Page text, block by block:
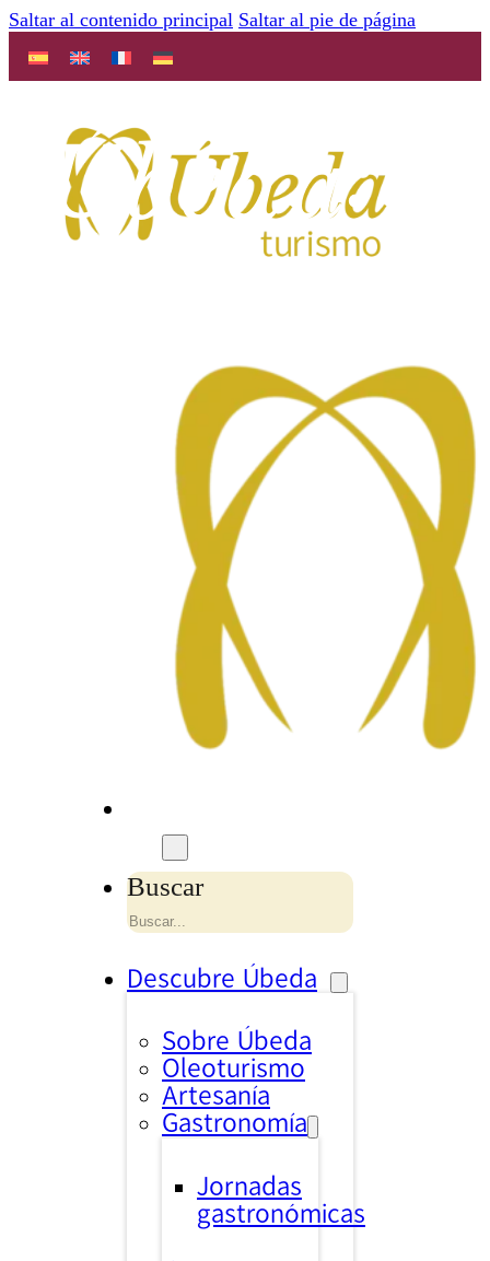
Saltar al contenido principal Saltar al pie de página
Buscar
Descubre Úbeda
Sobre Úbeda
Oleoturismo
Artesanía
Gastronomía
Jornadas
gastronómicas
Úbeda: